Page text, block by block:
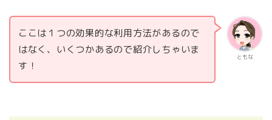
ともな
ここは１つの効果的な利用方法があるので
はなく、いくつかあるので紹介しちゃいま
す！